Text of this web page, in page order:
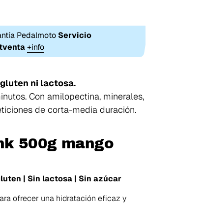
Pedalmoto Servicio
+info
ni lactosa.
Con amilopectina, minerales,
de corta-media duración.
500g mango
| Sin lactosa | Sin azúcar
ofrecer una hidratación eficaz y